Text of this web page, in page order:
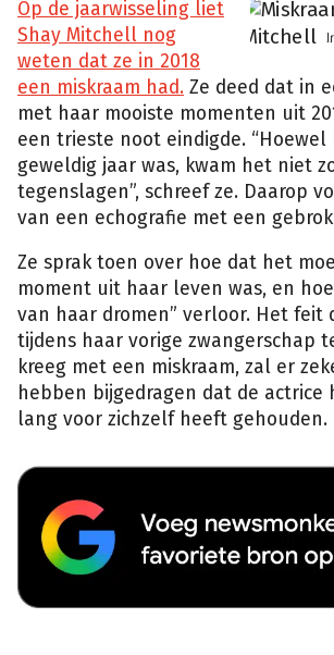
Op de jaarwisseling liet
Shay Mitchell nog
weten dat ze in 2018
een miskraam had. Ze deed dat in
met haar mooiste momenten uit
een trieste noot eindigde. “Hoewel
geweldig jaar was, kwam het niet
tegenslagen”, schreef ze. Daarop
van een echografie met een
Ze sprak toen over hoe dat het
moment uit haar leven was, en
van haar dromen” verloor. Het feit
tijdens haar vorige zwangerschap
kreeg met een miskraam, zal er
hebben bijgedragen dat de actrice
lang voor zichzelf heeft gehouden.